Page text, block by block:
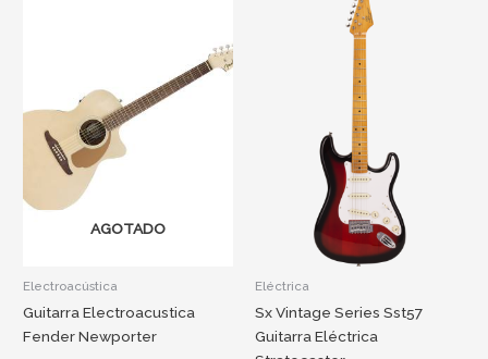
AGOTADO
Electroacústica
Guitarra Electroacustica
Fender Newporter
Eléctrica
Sx Vintage Series Sst57
Guitarra Eléctrica